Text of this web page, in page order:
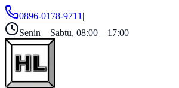
0896-0178-9711 |
Senin – Sabtu, 08:00 – 17:00